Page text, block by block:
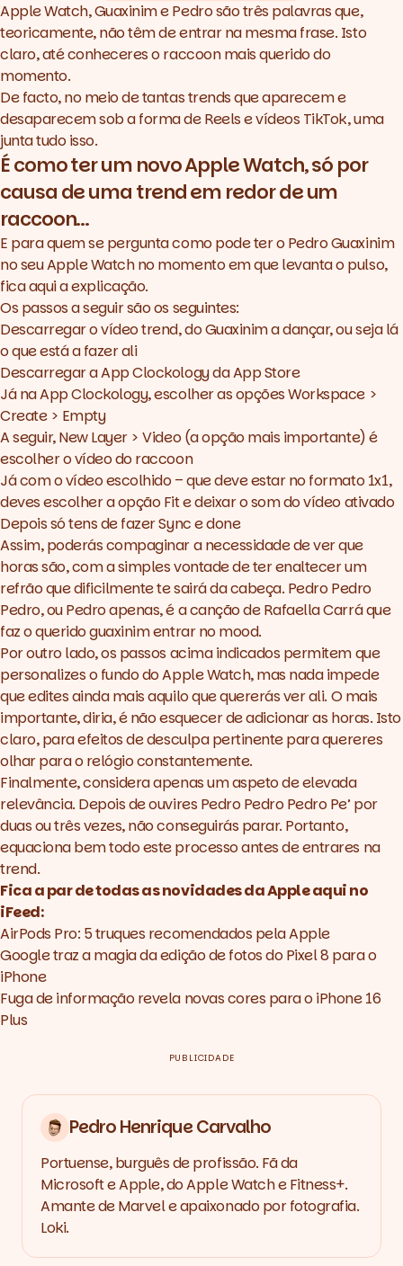
Apple Watch, Guaxinim e Pedro são três palavras que,
teoricamente, não têm de entrar na mesma frase. Isto
claro, até conheceres o raccoon mais querido do
momento.
De facto, no meio de tantas trends que aparecem e
desaparecem sob a forma de Reels e vídeos TikTok, uma
junta tudo isso.
É como ter um novo Apple Watch, só por
causa de uma trend em redor de um
raccoon...
E para quem se pergunta como pode ter o Pedro Guaxinim
no seu Apple Watch no momento em que levanta o pulso,
fica aqui a explicação.
Os passos a seguir são os seguintes:
Descarregar o vídeo trend, do Guaxinim a dançar, ou seja lá
o que está a fazer ali
Descarregar a AppClockology da App Store
Já na App Clockology, escolher as opções Workspace >
Create > Empty
A seguir, New Layer > Video (a opção mais importante) é
escolher o vídeo do raccoon
Já com o vídeo escolhido – que deve estar no formato 1x1,
deves escolher a opção Fit e deixar o som do vídeo ativado
Depois só tens de fazer Sync edone
Assim, poderás compaginar a necessidade de ver que
horas são, com a simples vontade de ter enaltecer um
refrão que dificilmente te sairá da cabeça. Pedro Pedro
Pedro, ou Pedro apenas, é a canção de Rafaella Carrá que
faz o querido guaxinim entrar nomood.
Por outro lado, os passos acima indicados permitem que
personalizes o fundo do Apple Watch, mas nada impede
que edites ainda mais aquilo que quererás ver ali. O mais
importante, diria, é não esquecer de adicionar as horas. Isto
claro, para efeitos de desculpa pertinente para quereres
olhar para o relógio constantemente.
Finalmente, considera apenas um aspeto de elevada
relevância. Depois de ouviresPedro Pedro Pedro Pe’por
duas ou três vezes, não conseguirás parar. Portanto,
equaciona bem todo este processo antes de entrares na
trend.
Fica a par de todas as novidades da Apple aqui no
iFeed:
AirPods Pro: 5 truques recomendados pela Apple
Google traz a magia da edição de fotos do Pixel 8 para o
iPhone
Fuga de informação revela novas cores para o iPhone 16
Plus
PUBLICIDADE
Pedro Henrique Carvalho
Portuense, burguês de profissão. Fã da
Microsoft e Apple, do Apple Watch e Fitness+.
Amante de Marvel e apaixonado por fotografia.
Loki.